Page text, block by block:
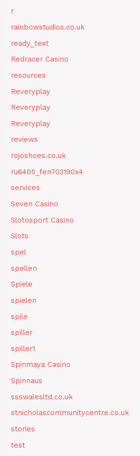
r
rainbowstudios.co.uk
ready_text
Redracer Casino
resources
Reveryplay
Reveryplay
Reveryplay
reviews
rojoshoes.co.uk
ru6405_fen702190x4
services
Seven Casino
Slotosport Casino
Slots
spel
spellen
Spiele
spielen
spile
spiller
spiller1
Spinmaya Casino
Spinnaus
ssswalesltd.co.uk
stnicholascommunitycentre.co.uk
stories
test